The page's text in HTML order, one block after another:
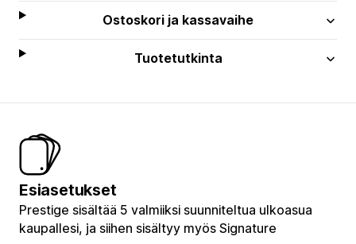
Ostoskori ja kassavaihe
Tuotetutkinta
Esiasetukset
Prestige sisältää 5 valmiiksi suunniteltua ulkoasua
kaupallesi, ja siihen sisältyy myös Signature